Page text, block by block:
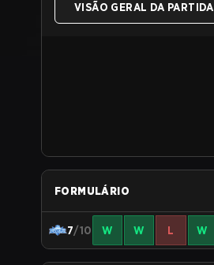
VISÃO GERAL DA PARTIDA
FORMULÁRIO
7/10 W W L W